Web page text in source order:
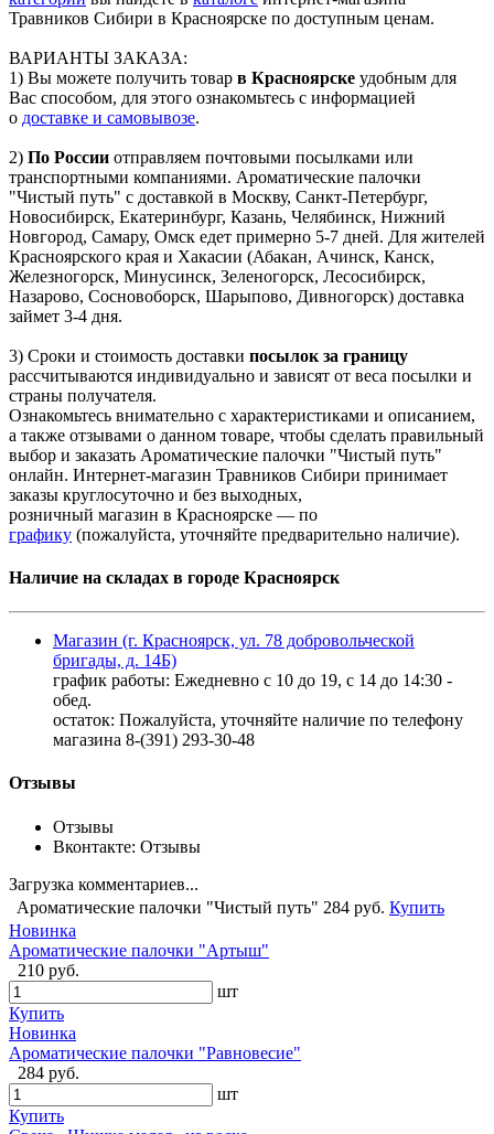
Травников Сибири в Красноярске по доступным ценам.
ВАРИАНТЫ ЗАКАЗА:
1) Вы можете получить товар в Красноярске удобным для
Вас способом, для этого ознакомьтесь с информацией
о доставке и самовывозе.
2) По России отправляем почтовыми посылками или
транспортными компаниями. Ароматические палочки
"Чистый путь" с доставкой в Москву, Санкт-Петербург,
Новосибирск, Екатеринбург, Казань, Челябинск, Нижний
Новгород, Самару, Омск едет примерно 5-7 дней. Для жителей
Красноярского края и Хакасии (Абакан, Ачинск, Канск,
Железногорск, Минусинск, Зеленогорск, Лесосибирск,
Назарово, Сосновоборск, Шарыпово, Дивногорск) доставка
займет 3-4 дня.
3) Сроки и стоимость доставки посылок за границу
рассчитываются индивидуально и зависят от веса посылки и
страны получателя.
Ознакомьтесь внимательно с характеристиками и описанием,
а также отзывами о данном товаре, чтобы сделать правильный
выбор и заказать Ароматические палочки "Чистый путь"
онлайн. Интернет-магазин Травников Сибири принимает
заказы круглосуточно и без выходных,
розничный магазин в Красноярске — по
графику (пожалуйста, уточняйте предварительно наличие).
Наличие на складах в городе Красноярск
Магазин (г. Красноярск, ул. 78 добровольческой
бригады, д. 14Б)
график работы: Ежедневно с 10 до 19, с 14 до 14:30 -
обед.
остаток: Пожалуйста, уточняйте наличие по телефону
магазина 8-(391) 293-30-48
Отзывы
Отзывы
Вконтакте: Отзывы
Загрузка комментариев...
Ароматические палочки "Чистый путь" 284 руб. Купить
Новинка
Ароматические палочки "Артыш"
210 руб.
шт
Купить
Новинка
Ароматические палочки "Равновесие"
284 руб.
шт
Купить